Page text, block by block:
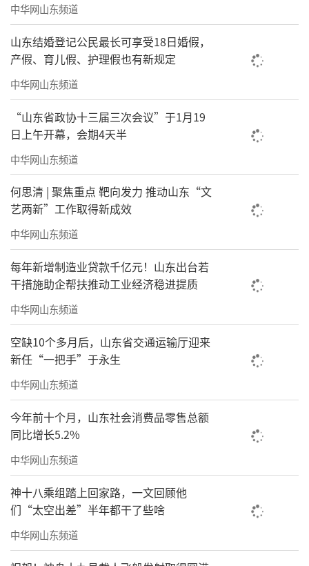
家园。
责任编辑：董硕
中华网山东频道
山东结婚登记公民最长可享受18日婚假，
产假、育儿假、护理假也有新规定
中华网山东频道
“山东省政协十三届三次会议”于1月19
日上午开幕，会期4天半
中华网山东频道
何思清 | 聚焦重点 靶向发力 推动山东“文
艺两新”工作取得新成效
中华网山东频道
每年新增制造业贷款千亿元！山东出台若
干措施助企帮扶推动工业经济稳进提质
中华网山东频道
空缺10个多月后，山东省交通运输厅迎来
新任“一把手”于永生
中华网山东频道
今年前十个月，山东社会消费品零售总额
同比增长5.2%
中华网山东频道
神十八乘组踏上回家路，一文回顾他
们“太空出差”半年都干了些啥
中华网山东频道